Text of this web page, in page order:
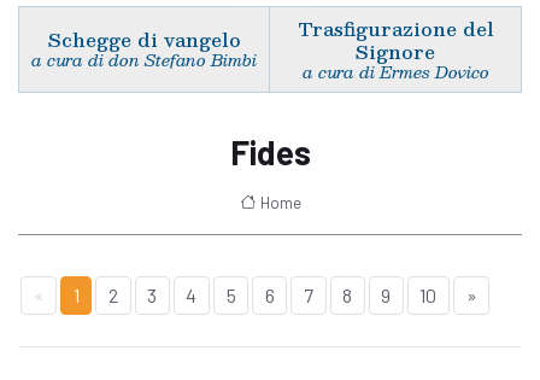
Schegge di vangelo
a cura di don Stefano Bimbi
Trasfigurazione del
Signore
a cura di Ermes Dovico
Fides
Home
« 1 2 3 4 5 6 7 8 9 10 »